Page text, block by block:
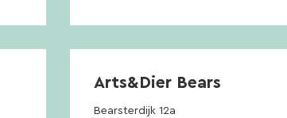
Arts&Dier Bears
Bearsterdijk 12a